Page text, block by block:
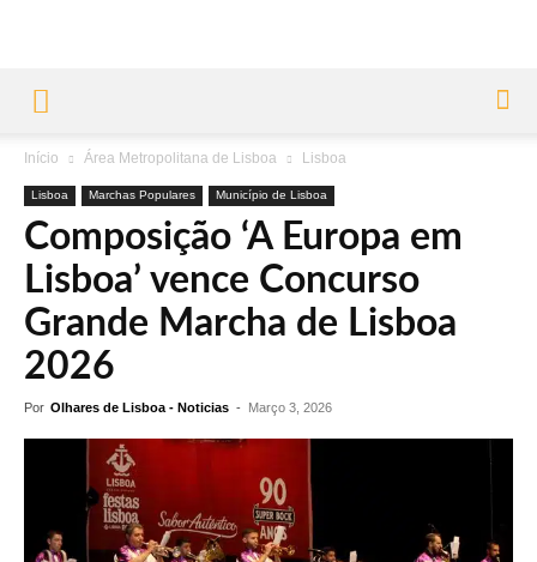
Início Área Metropolitana de Lisboa Lisboa
Lisboa Marchas Populares Município de Lisboa
Composição ‘A Europa em
Lisboa’ vence Concurso
Grande Marcha de Lisboa
2026
Por Olhares de Lisboa - Noticias - Março 3, 2026